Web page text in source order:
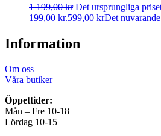
1 199,00kr Det ursprungliga
199,00 kr.599,00 krDet
Information
Om oss
Våra butiker
Öppettider:
Mån – Fre 10-18
Lördag 10-15